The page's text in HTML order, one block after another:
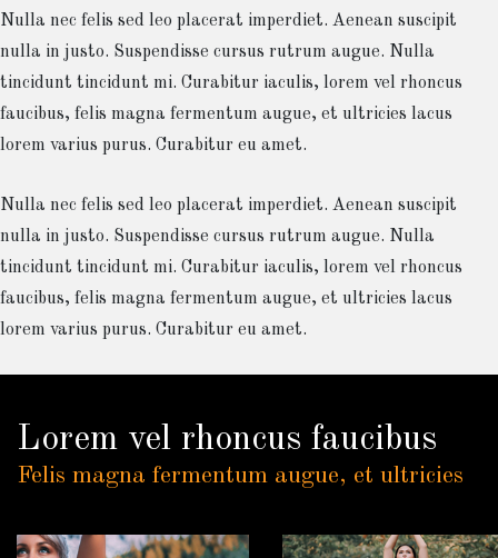
Nulla nec felis sed leo placerat imperdiet. Aenean suscipit
nulla in justo. Suspendisse cursus rutrum augue. Nulla
tincidunt tincidunt mi. Curabitur iaculis, lorem vel rhoncus
faucibus, felis magna fermentum augue, et ultricies lacus
lorem varius purus. Curabitur eu amet.
Nulla nec felis sed leo placerat imperdiet. Aenean suscipit
nulla in justo. Suspendisse cursus rutrum augue. Nulla
tincidunt tincidunt mi. Curabitur iaculis, lorem vel rhoncus
faucibus, felis magna fermentum augue, et ultricies lacus
lorem varius purus. Curabitur eu amet.
Lorem vel rhoncus faucibus
Felis magna fermentum augue, et ultricies